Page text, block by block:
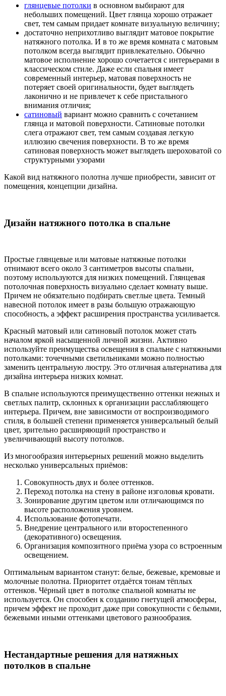
глянцевые потолки в основном выбирают для
небольших помещений. Цвет глянца хорошо отражает
свет, тем самым придает комнате визуальную величину;
достаточно неприхотливо выглядит матовое покрытие
натяжного потолка. И в то же время комната с матовым
потолком всегда выглядит привлекательно. Обычно
матовое исполнение хорошо сочетается с интерьерами в
классическом стиле. Даже если спальня имеет
современный интерьер, матовая поверхность не
потеряет своей оригинальности, будет выглядеть
лаконично и не привлечет к себе пристального
внимания отличия;
сатиновый вариант можно сравнить с сочетанием
глянца и матовой поверхности. Сатиновые потолки
слега отражают свет, тем самым создавая легкую
иллюзию свечения поверхности. В то же время
сатиновая поверхность может выглядеть шероховатой со
структурными узорами
Какой вид натяжного полотна лучше приобрести, зависит от
помещения, концепции дизайна.
Дизайн натяжного потолка в спальне
Простые глянцевые или матовые натяжные потолки
отнимают всего около 3 сантиметров высоты спальни,
поэтому используются для низких помещений. Глянцевая
потолочная поверхность визуально сделает комнату выше.
Причем не обязательно подбирать светлые цвета. Темный
навесной потолок имеет в разы большую отражающую
способность, а эффект расширения пространства усиливается.
Красный матовый или сатиновый потолок может стать
началом яркой насыщенной личной жизни. Активно
используйте преимущества освещения в спальне с натяжными
потолками: точечными светильниками можно полностью
заменить центральную люстру. Это отличная альтернатива для
дизайна интерьера низких комнат.
В спальне используются преимущественно оттенки нежных и
светлых палитр, склонных к организации расслабляющего
интерьера. Причем, вне зависимости от воспроизводимого
стиля, в большей степени применяется универсальный белый
цвет, зрительно расширяющий пространство и
увеличивающий высоту потолков.
Из многообразия интерьерных решений можно выделить
несколько универсальных приёмов:
Совокупность двух и более оттенков.
Переход потолка на стену в районе изголовья кровати.
Зонирование другим цветом или отличающимся по
высоте расположения уровнем.
Использование фотопечати.
Внедрение центрального или второстепенного
(декоративного) освещения.
Организация композитного приёма узора со встроенным
освещением.
Оптимальным вариантом станут: белые, бежевые, кремовые и
молочные полотна. Приоритет отдаётся тонам тёплых
оттенков. Чёрный цвет в потолке спальной комнаты не
используется. Он способен к созданию гнетущей атмосферы,
причем эффект не проходит даже при совокупности с белыми,
бежевыми иными оттенками цветового разнообразия.
Нестандартные решения для натяжных
потолков в спальне